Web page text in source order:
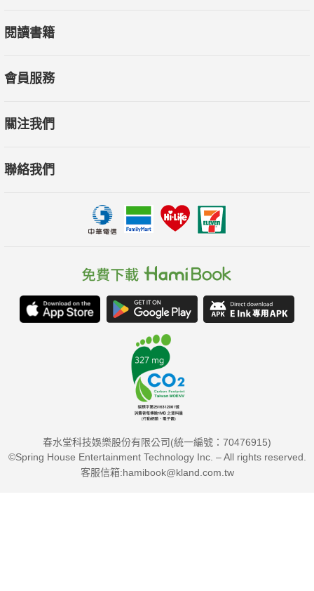
閱讀書籍
會員服務
關注我們
聯絡我們
春水堂科技娛樂股份有限公司(統一編號：70476915)
©Spring House Entertainment Technology Inc. – All rights reserved.
客服信箱:hamibook@kland.com.tw